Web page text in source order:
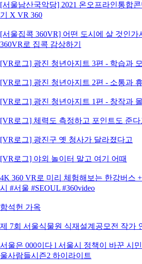
[서울남산국악당] 2021 온오프라인통합
기 X VR 360
[서울집콕 360VR] 어떤 도시에 살 것인가
360VR로 집콕 감상하기
[VR로그] 광진 청년아지트 3편 - 학습과
[VR로그] 광진 청년아지트 2편 - 소통과
[VR로그] 광진 청년아지트 1편 - 창작과
[VR로그] 체력도 측정하고 포인트도 준다
[VR로그] 광진구 옛 청사가 달라졌다고
[VR로그] 야외 놀이터 말고 여기 어때
4K 360 VR로 미리 체험해보는 한강버스
시 #서울 #SEOUL #360video
함석헌 가옥
제 7회 서울식물원 식재설계공모전 작가
서울은 000이다 l 서울시 정책이 바꾼 시
울사람들시즌2 하이라이트